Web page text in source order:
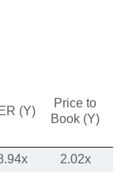
(Y)
Price to
Book (Y)
2.02x